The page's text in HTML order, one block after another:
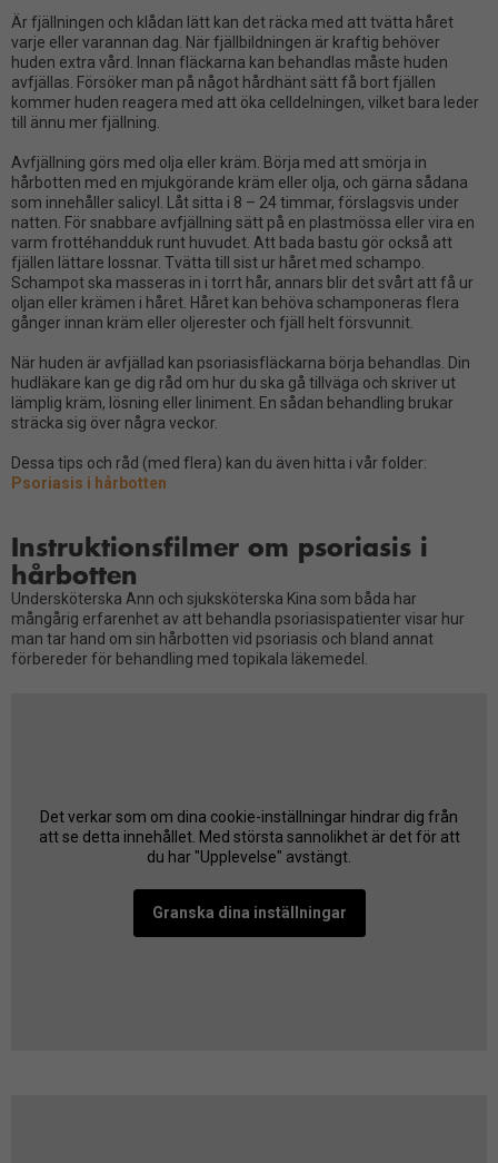
Är fjällningen och klådan lätt kan det räcka med att tvätta håret
varje eller varannan dag. När fjällbildningen är kraftig behöver
huden extra vård. Innan fläckarna kan behandlas måste huden
avfjällas. Försöker man på något hårdhänt sätt få bort fjällen
kommer huden reagera med att öka celldelningen, vilket bara leder
till ännu mer fjällning.
Avfjällning görs med olja eller kräm. Börja med att smörja in
hårbotten med en mjukgörande kräm eller olja, och gärna sådana
som innehåller salicyl. Låt sitta i 8 – 24 timmar, förslagsvis under
natten. För snabbare avfjällning sätt på en plastmössa eller vira en
varm frottéhandduk runt huvudet. Att bada bastu gör också att
fjällen lättare lossnar. Tvätta till sist ur håret med schampo.
Schampot ska masseras in i torrt hår, annars blir det svårt att få ur
oljan eller krämen i håret. Håret kan behöva schamponeras flera
gånger innan kräm eller oljerester och fjäll helt försvunnit.
När huden är avfjällad kan psoriasisfläckarna börja behandlas. Din
hudläkare kan ge dig råd om hur du ska gå tillväga och skriver ut
lämplig kräm, lösning eller liniment. En sådan behandling brukar
sträcka sig över några veckor.
Dessa tips och råd (med flera) kan du även hitta i vår folder:
Psoriasis i hårbotten
Instruktionsfilmer om psoriasis i
hårbotten
Undersköterska Ann och sjuksköterska Kina som båda har
mångårig erfarenhet av att behandla psoriasispatienter visar hur
man tar hand om sin hårbotten vid psoriasis och bland annat
förbereder för behandling med topikala läkemedel.
Det verkar som om dina cookie-inställningar hindrar dig från
att se detta innehållet. Med största sannolikhet är det för att
du har "Upplevelse" avstängt.
Granska dina inställningar